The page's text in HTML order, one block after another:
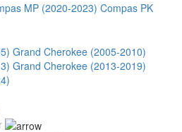
MP (2020-2023) Compas PK
Grand Cherokee (2005-2010)
Grand Cherokee (2013-2019)